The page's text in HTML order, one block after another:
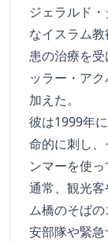
ジェラルド
なイスラム
患の治療を
ッラー・ア
加えた。
彼は1999年
命的に刺し
ンマーを使っ
通常、観光
ム橋のそば
安部隊や緊